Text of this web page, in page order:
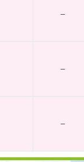
–
–
–